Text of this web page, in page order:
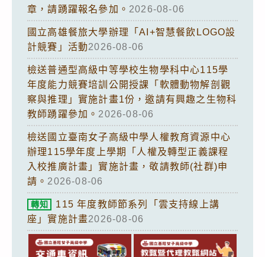
章，請踴躍報名參加。 2026-08-06
國立高雄餐旅大學辦理「AI+智慧餐飲LOGO設
計競賽」活動2026-08-06
檢送普通型高級中等學校生物學科中心115學
年度能力競賽培訓公開授課「軟體動物解剖觀
察與推理」實施計畫1份，邀請有興趣之生物科
教師踴躍參加。 2026-08-06
檢送國立臺南女子高級中學人權教育資源中心
辦理115學年度上學期「人權及轉型正義課程
入校推廣計畫」實施計畫，敬請教師(社群)申
請。 2026-08-06
轉知
115 年度教師節系列「雲支持線上講
座」實施計畫2026-08-06